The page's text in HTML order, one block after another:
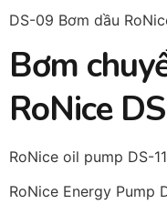
DS-09 Bơm dầu
Bơm
RoNice
RoNice oil pump DS-11
RoNice Energy Pump